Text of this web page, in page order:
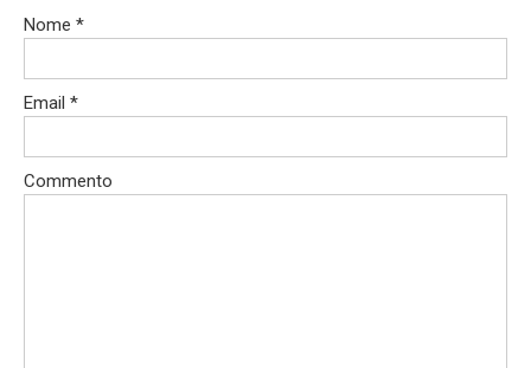
Nome *
Email *
Commento